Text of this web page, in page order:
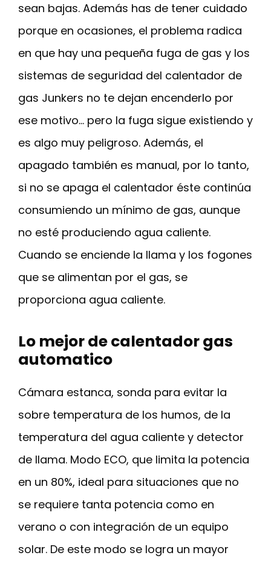
sean bajas. Además has de tener cuidado
porque en ocasiones, el problema radica
en que hay una pequeña fuga de gas y los
sistemas de seguridad del calentador de
gas Junkers no te dejan encenderlo por
ese motivo… pero la fuga sigue existiendo y
es algo muy peligroso. Además, el
apagado también es manual, por lo tanto,
si no se apaga el calentador éste continúa
consumiendo un mínimo de gas, aunque
no esté produciendo agua caliente.
Cuando se enciende la llama y los fogones
que se alimentan por el gas, se
proporciona agua caliente.
Lo mejor de calentador gas
automatico
Cámara estanca, sonda para evitar la
sobre temperatura de los humos, de la
temperatura del agua caliente y detector
de llama. Modo ECO, que limita la potencia
en un 80%, ideal para situaciones que no
se requiere tanta potencia como en
verano o con integración de un equipo
solar. De este modo se logra un mayor